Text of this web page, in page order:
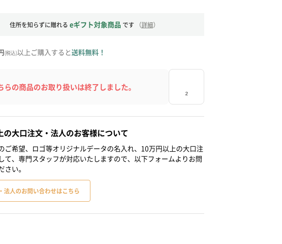
住所を知らずに贈れる eギフト対象商品 です （詳細）
(税込)以上ご購入すると送料無料！
らの商品のお取り扱いは終了しました。
の大口注文・法人のお客様について
ご希望、ロゴ等オリジナルデータの名入れ、10万円以上の大口注
て、専門スタッフが対応いたしますので、以下フォームよりお問
さい。
法人のお問い合わせはこちら